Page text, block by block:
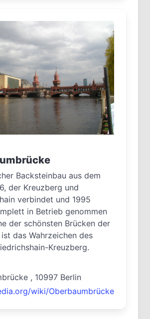
Backsteinbau aus dem
der Kreuzberg und
verbindet und 1995
in Betrieb genommen
der schönsten Brücken der
das Wahrzeichen des
Kreuzberg.
, 10997 Berlin
wiki/Oberbaumbrücke